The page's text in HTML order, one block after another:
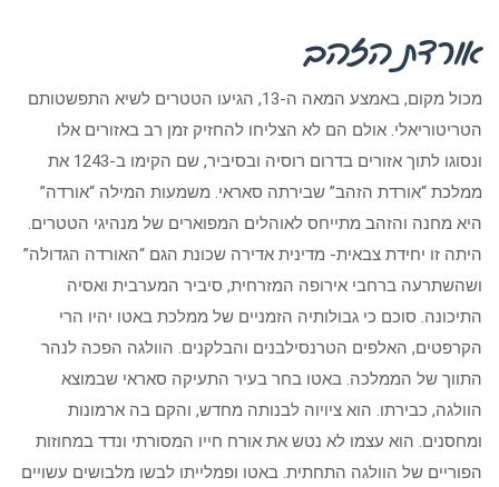
אורדת הזהב
מכול מקום, באמצע המאה ה-13, הגיעו הטטרים לשיא התפשטותם
הטריטוריאלי. אולם הם לא הצליחו להחזיק זמן רב באזורים אלו
ונסוגו לתוך אזורים בדרום רוסיה ובסיביר, שם הקימו ב-1243 את
ממלכת “אורדת הזהב” שבירתה סאראי. משמעות המילה “אורדה”
היא מחנה והזהב מתייחס לאוהלים המפוארים של מנהיגי הטטרים.
היתה זו יחידת צבאית- מדינית אדירה שכונת הגם “האורדה הגדולה”
ושהשתרעה ברחבי אירופה המזרחית, סיביר המערבית ואסיה
התיכונה. סוכם כי גבולותיה הזמניים של ממלכת באטו יהיו הרי
הקרפטים, האלפים הטרנסילבנים והבלקנים. הוולגה הפכה לנהר
התווך של הממלכה. באטו בחר בעיר התעיקה סאראי שבמוצא
הוולגה, כבירתו. הוא ציויוה לבנותה מחדש, והקם בה ארמונות
ומחסנים. הוא עצמו לא נטש את אורח חייו המסורתי ונדד במחוזות
הפוריים של הוולגה התחתית. באטו ופמלייתו לבשו מלבושים עשויים